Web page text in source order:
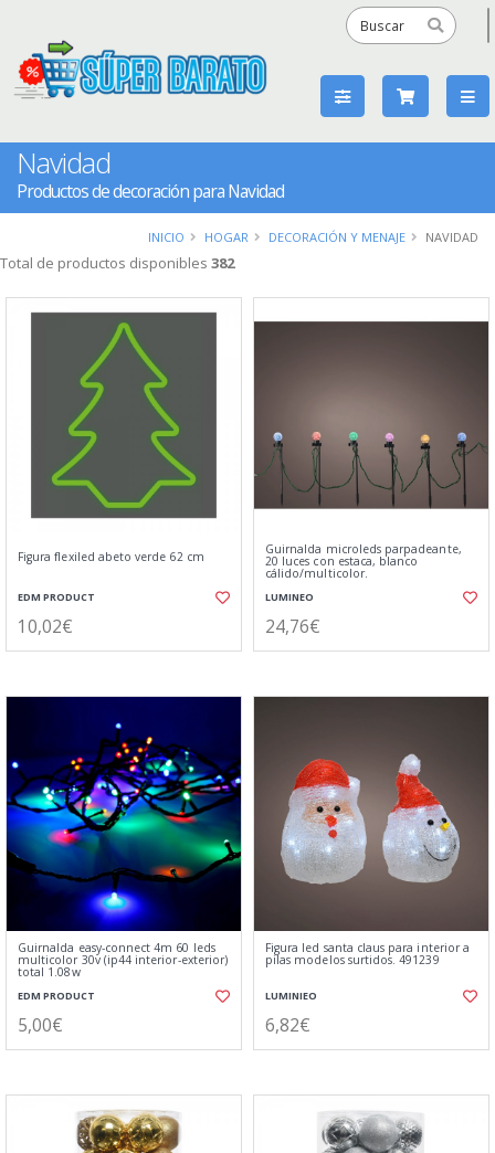
Navidad
Productos de decoración para Navidad
INICIO HOGAR DECORACIÓN Y MENAJE NAVIDAD
Total de productos disponibles 382
Figura flexiled abeto verde 62 cm
EDM PRODUCT
10,02€
Guirnalda microleds parpadeante,
20 luces con estaca, blanco
cálido/multicolor.
LUMINEO
24,76€
Guirnalda easy-connect 4m 60 leds
multicolor 30v (ip44 interior-exterior)
total 1.08w
EDM PRODUCT
5,00€
Figura led santa claus para interior a
pilas modelos surtidos. 491239
LUMINIEO
6,82€